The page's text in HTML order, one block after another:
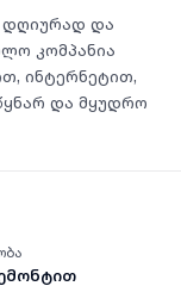
დღიურად და
კომპანია
ინტერნეტით,
და მყუდრო